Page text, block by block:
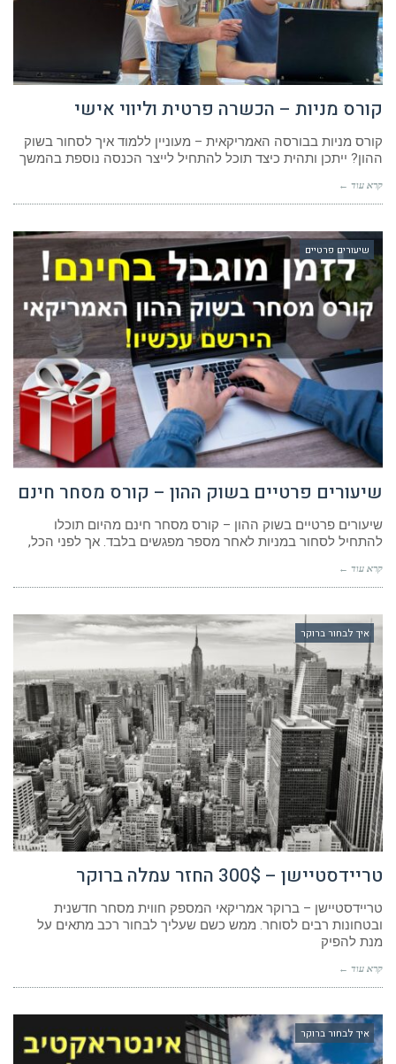
קורס מניות – הכשרה פרטית וליווי אישי
קורס מניות בבורסה האמריקאית – מעוניין ללמוד איך לסחור בשוק
ההון? ייתכן ותהית כיצד תוכל להתחיל לייצר הכנסה נוספת בהמשך
קרא עוד ←
שיעורים פרטיים
שיעורים פרטיים בשוק ההון – קורס מסחר חינם
שיעורים פרטיים בשוק ההון – קורס מסחר חינם מהיום תוכלו
להתחיל לסחור במניות לאחר מספר מפגשים בלבד. אך לפני הכל,
קרא עוד ←
איך לבחור ברוקר
טריידסטיישן – 300$ החזר עמלה ברוקר
טריידסטיישן – ברוקר אמריקאי המספק חווית מסחר חדשנית
ובטחונות רבים לסוחר. ממש כשם שעליך לבחור רכב מתאים על
מנת להפיק
קרא עוד ←
איך לבחור ברוקר